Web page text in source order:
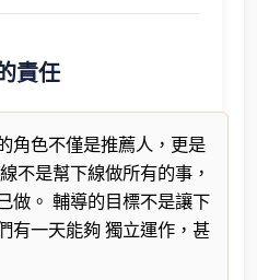
責任
角色不僅是推薦人，更是
不是幫下線做所有的事，
做。 輔導的目標不是讓下
有一天能夠 獨立運作，甚